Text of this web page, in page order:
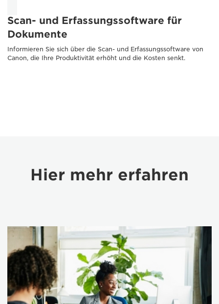
Scan- und Erfassungssoftware für
Dokumente
Informieren Sie sich über die Scan- und Erfassungssoftware von
Canon, die Ihre Produktivität erhöht und die Kosten senkt.
Hier mehr erfahren